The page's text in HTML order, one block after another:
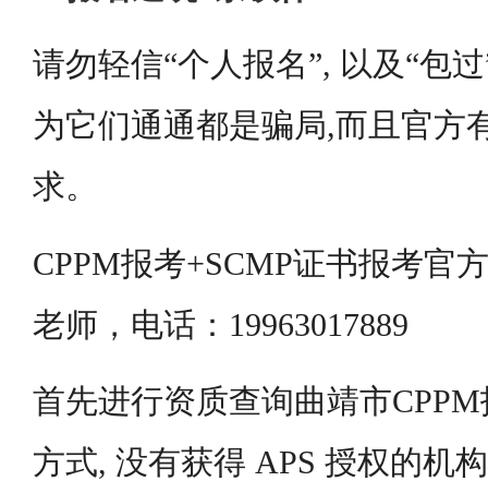
请勿轻信“个人报名”, 以及“包
为它们通通都是骗局,而且官方
求。
CPPM报考+SCMP证书报考官
老师，电话：19963017889
首先进行资质查询曲靖市
方式, 没有获得 APS 授权的机